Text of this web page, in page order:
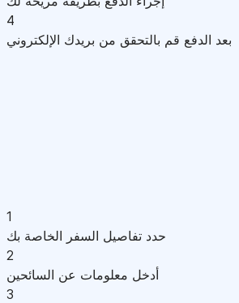
4
بعد الدفع قم بالتحقق من بريدك الإلكتروني
1
حدد تفاصيل السفر الخاصة بك
2
أدخل معلومات عن السائحين
3